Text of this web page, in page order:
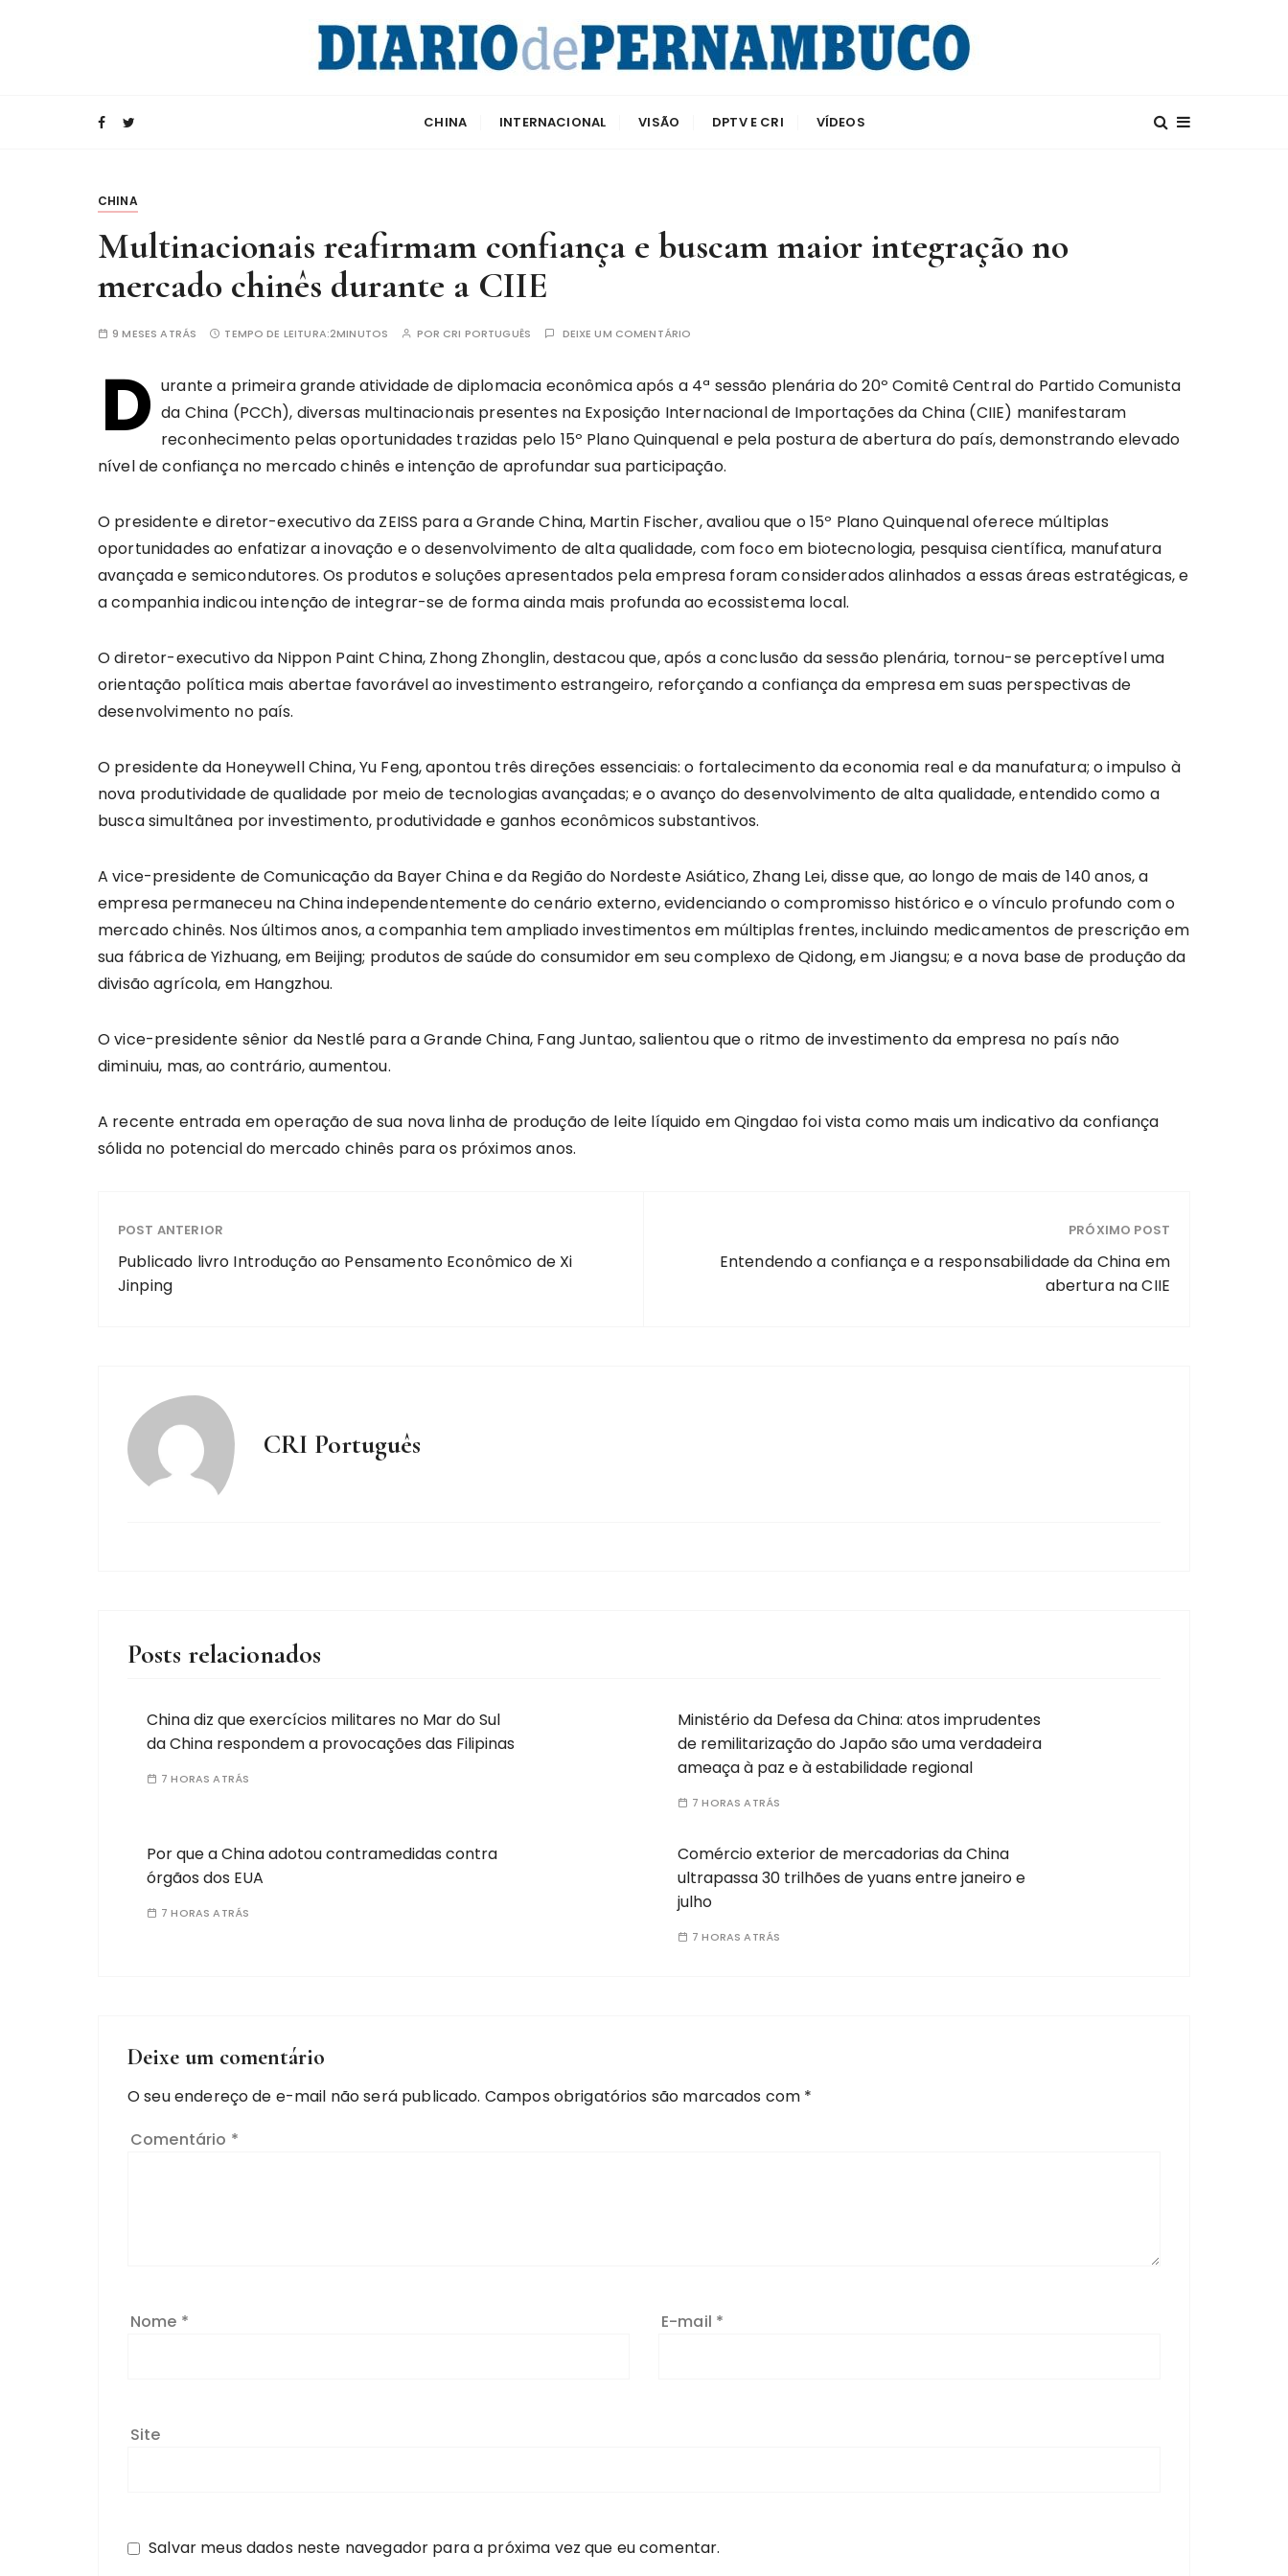
CRI e Diario de Pernambuco
CHINA INTERNACIONAL VISÃO DPTV E CRI VÍDEOS
CHINA
Multinacionais reafirmam confiança e buscam maior integração no
mercado chinês durante a CIIE
9 MESES ATRÁS TEMPO DE LEITURA:2MINUTOS POR CRI PORTUGUÊS DEIXE UM COMENTÁRIO
D urante a primeira grande atividade de diplomacia econômica após a 4ª sessão plenária do 20º Comitê Central do Partido Comunista
da China (PCCh), diversas multinacionais presentes na Exposição Internacional de Importações da China (CIIE) manifestaram
reconhecimento pelas oportunidades trazidas pelo 15º Plano Quinquenal e pela postura de abertura do país, demonstrando elevado
nível de confiança no mercado chinês e intenção de aprofundar sua participação.
O presidente e diretor-executivo da ZEISS para a Grande China, Martin Fischer, avaliou que o 15º Plano Quinquenal oferece múltiplas
oportunidades ao enfatizar a inovação e o desenvolvimento de alta qualidade, com foco em biotecnologia, pesquisa científica, manufatura
avançada e semicondutores. Os produtos e soluções apresentados pela empresa foram considerados alinhados a essas áreas estratégicas, e
a companhia indicou intenção de integrar-se de forma ainda mais profunda ao ecossistema local.
O diretor-executivo da Nippon Paint China, Zhong Zhonglin, destacou que, após a conclusão da sessão plenária, tornou-se perceptível uma
orientação política mais abertae favorável ao investimento estrangeiro, reforçando a confiança da empresa em suas perspectivas de
desenvolvimento no país.
O presidente da Honeywell China, Yu Feng, apontou três direções essenciais: o fortalecimento da economia real e da manufatura; o impulso à
nova produtividade de qualidade por meio de tecnologias avançadas; e o avanço do desenvolvimento de alta qualidade, entendido como a
busca simultânea por investimento, produtividade e ganhos econômicos substantivos.
A vice-presidente de Comunicação da Bayer China e da Região do Nordeste Asiático, Zhang Lei, disse que, ao longo de mais de 140 anos, a
empresa permaneceu na China independentemente do cenário externo, evidenciando o compromisso histórico e o vínculo profundo com o
mercado chinês. Nos últimos anos, a companhia tem ampliado investimentos em múltiplas frentes, incluindo medicamentos de prescrição em
sua fábrica de Yizhuang, em Beijing; produtos de saúde do consumidor em seu complexo de Qidong, em Jiangsu; e a nova base de produção da
divisão agrícola, em Hangzhou.
O vice-presidente sênior da Nestlé para a Grande China, Fang Juntao, salientou que o ritmo de investimento da empresa no país não
diminuiu, mas, ao contrário, aumentou.
A recente entrada em operação de sua nova linha de produção de leite líquido em Qingdao foi vista como mais um indicativo da confiança
sólida no potencial do mercado chinês para os próximos anos.
POST ANTERIOR
Publicado livro Introdução ao Pensamento Econômico de Xi
Jinping
PRÓXIMO POST
Entendendo a confiança e a responsabilidade da China em
abertura na CIIE
CRI Português
Posts relacionados
China diz que exercícios militares no Mar do Sul
da China respondem a provocações das Filipinas
7 HORAS ATRÁS
Ministério da Defesa da China: atos imprudentes
de remilitarização do Japão são uma verdadeira
ameaça à paz e à estabilidade regional
7 HORAS ATRÁS
Por que a China adotou contramedidas contra
órgãos dos EUA
7 HORAS ATRÁS
Comércio exterior de mercadorias da China
ultrapassa 30 trilhões de yuans entre janeiro e
julho
7 HORAS ATRÁS
Deixe um comentário
O seu endereço de e-mail não será publicado. Campos obrigatórios são marcados com *
Comentário *
Nome * E-mail *
Site
Salvar meus dados neste navegador para a próxima vez que eu comentar.